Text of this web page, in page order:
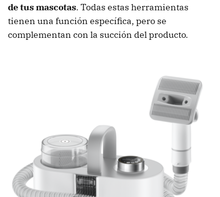
de tus mascotas. Todas estas herramientas
tienen una función específica, pero se
complementan con la succión del producto.